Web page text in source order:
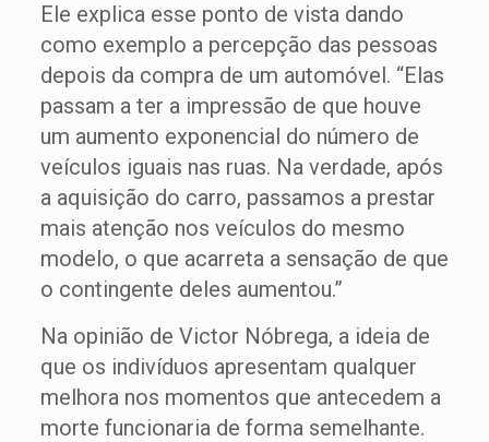
Ele explica esse ponto de vista dando
como exemplo a percepção das pessoas
depois da compra de um automóvel. “Elas
passam a ter a impressão de que houve
um aumento exponencial do número de
veículos iguais nas ruas. Na verdade, após
a aquisição do carro, passamos a prestar
mais atenção nos veículos do mesmo
modelo, o que acarreta a sensação de que
o contingente deles aumentou.”
Na opinião de Victor Nóbrega, a ideia de
que os indivíduos apresentam qualquer
melhora nos momentos que antecedem a
morte funcionaria de forma semelhante.